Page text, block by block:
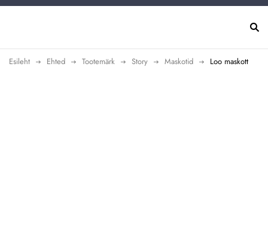
Esileht Ehted Tootemärk Story Maskotid Loo maskott